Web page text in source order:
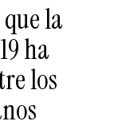
la
ha
los